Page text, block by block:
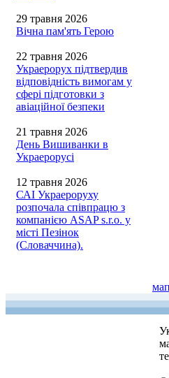
29 травня 2026
Вічна пам'ять Герою
22 травня 2026
Украерорух підтвердив
відповідність вимогам у
сфері підготовки з
авіаційної безпеки
21 травня 2026
День Вишиванки в
Украерорусі
12 травня 2026
САІ Украероруху
розпочала співпрацю з
компанією ASAP s.r.o. у
місті Пезінок
(Словаччина).